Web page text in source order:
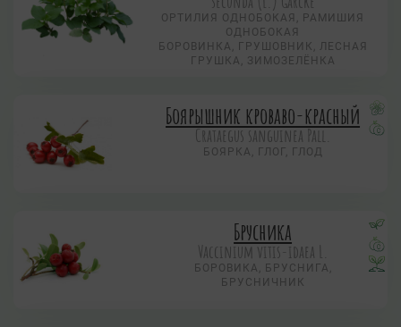
ОРТИЛИЯ ОДНОБОКАЯ, РАМИШИЯ
ОДНОБОКАЯ
БОРОВИНКА, ГРУШОВНИК, ЛЕСНАЯ
ГРУШКА, ЗИМОЗЕЛЁНКА
Боярышник кроваво-красный
Crataegus sanguinea Pall.
БОЯРКА, ГЛОГ, ГЛОД
Брусника
Vaccinium vitis-idaea L.
БОРОВИКА, БРУСНИГА,
БРУСНИЧНИК